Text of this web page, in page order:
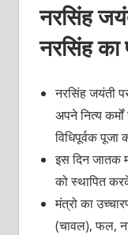
नरसिंह
नरसिंह
नरसिंह जयंती
अपने नित्य
विधिपूर्वक
इस दिन जातक
को स्थापित
मंत्रो का
(चावल), फल,